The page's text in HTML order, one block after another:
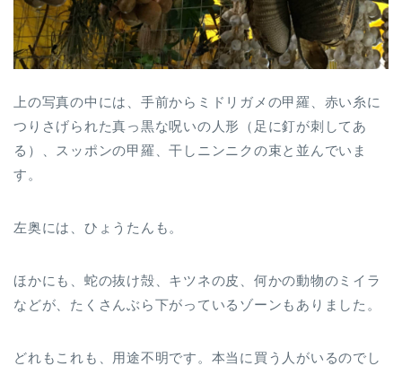
上の写真の中には、手前からミドリガメの甲羅、赤い糸に
つりさげられた真っ黒な呪いの人形（足に釘が刺してあ
る）、スッポンの甲羅、干しニンニクの束と並んでいま
す。
左奥には、ひょうたんも。
ほかにも、蛇の抜け殻、キツネの皮、何かの動物のミイラ
などが、たくさんぶら下がっているゾーンもありました。
どれもこれも、用途不明です。本当に買う人がいるのでし